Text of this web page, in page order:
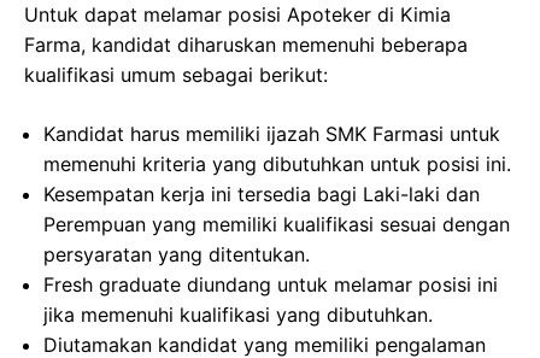
Untuk dapat melamar posisi Apoteker di Kimia
Farma, kandidat diharuskan memenuhi beberapa
kualifikasi umum sebagai berikut:
Kandidat harus memiliki ijazah SMK Farmasi untuk
memenuhi kriteria yang dibutuhkan untuk posisi ini.
Kesempatan kerja ini tersedia bagi Laki-laki dan
Perempuan yang memiliki kualifikasi sesuai dengan
persyaratan yang ditentukan.
Fresh graduate diundang untuk melamar posisi ini
jika memenuhi kualifikasi yang dibutuhkan.
Diutamakan kandidat yang memiliki pengalaman